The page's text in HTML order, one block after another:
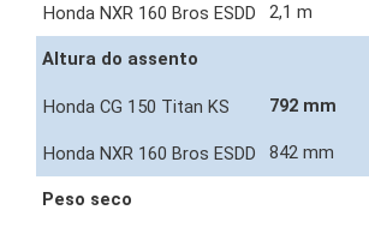
2,1 m
Altura do assento
792 mm
842 mm
Peso seco